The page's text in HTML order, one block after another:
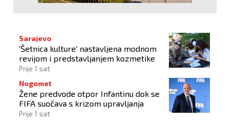
Sarajevo
'Šetnica kulture' nastavljena modnom
revijom i predstavljanjem kozmetike
Prije 1 sat
Nogomet
Žene predvode otpor Infantinu dok se
FIFA suočava s krizom upravljanja
Prije 1 sat